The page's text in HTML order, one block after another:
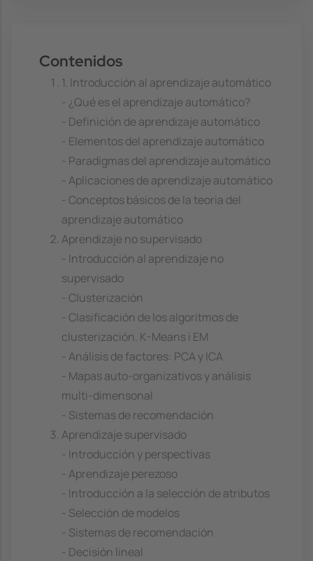
Contenidos
1. Introducción al aprendizaje automático
- ¿Qué es el aprendizaje automático?
- Definición de aprendizaje automático
- Elementos del aprendizaje automático
- Paradigmas del aprendizaje automático
- Aplicaciones de aprendizaje automático
- Conceptos básicos de la teoria del
aprendizaje automático
Aprendizaje no supervisado
- Introducción al aprendizaje no
supervisado
- Clusterización
- Clasificación de los algoritmos de
clusterización. K-Means i EM
- Análisis de factores: PCA y ICA
- Mapas auto-organizativos y análisis
multi-dimensonal
- Sistemas de recomendación
Aprendizaje supervisado
- Introducción y perspectivas
- Aprendizaje perezoso
- Introducción a la selección de atributos
- Selección de modelos
- Sistemas de recomendación
- Decisión lineal